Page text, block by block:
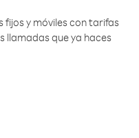
fijos y móviles con tarifas
llamadas que ya haces